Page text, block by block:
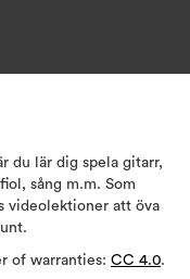
du lär dig spela gitarr,
sång m.m. Som
videolektioner att öva
of warranties: CC 4.0.